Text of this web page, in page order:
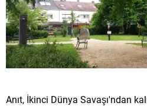
Anıt, İkinci Dünya Savaşı'ndan